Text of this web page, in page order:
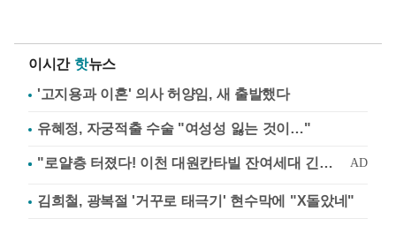
이시간 핫뉴스
'고지용과 이혼' 의사 허양임, 새 출발했다
유혜정, 자궁적출 수술 "여성성 잃는 것이…"
김희철, 광복절 '거꾸로 태극기' 현수막에 "X돌았네"